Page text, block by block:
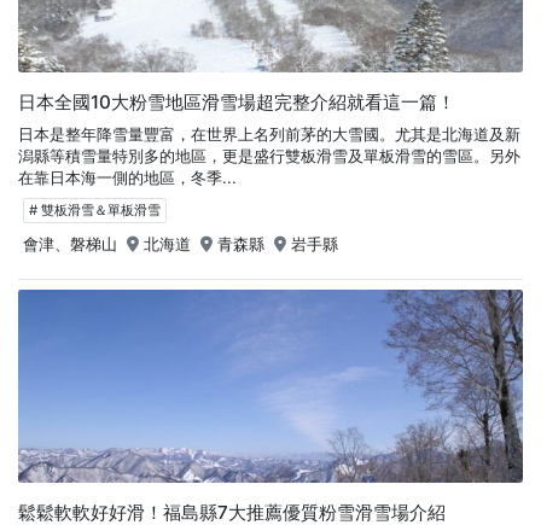
日本全國10大粉雪地區滑雪場超完整介紹就看這一篇！
日本是整年降雪量豐富，在世界上名列前茅的大雪國。尤其是北海道及新
潟縣等積雪量特別多的地區，更是盛行雙板滑雪及單板滑雪的雪區。另外
在靠日本海一側的地區，冬季...
# 雙板滑雪＆單板滑雪
會津、磐梯山 北海道 青森縣 岩手縣
鬆鬆軟軟好好滑！福島縣7大推薦優質粉雪滑雪場介紹